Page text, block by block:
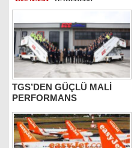
TGS’DEN GÜÇLÜ MALİ
PERFORMANS